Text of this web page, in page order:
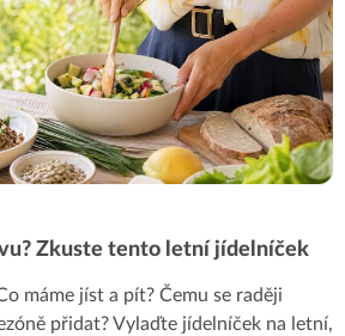
Zkuste tento letní jídelníček
máme jíst a pít? Čemu se raději
přidat? Vylaďte jídelníček na letní,